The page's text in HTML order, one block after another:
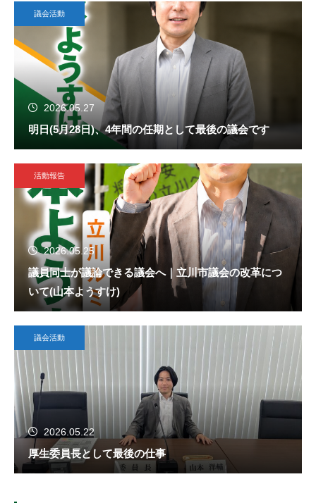
議会活動
2026.05.27
明日(5月28日)、4年間の任期として最後の議会です
活動報告
2026.05.25
議員同士が議論できる議会へ｜立川市議会の改革につ
いて(山本ようすけ)
議会活動
2026.05.22
厚生委員長として最後の仕事